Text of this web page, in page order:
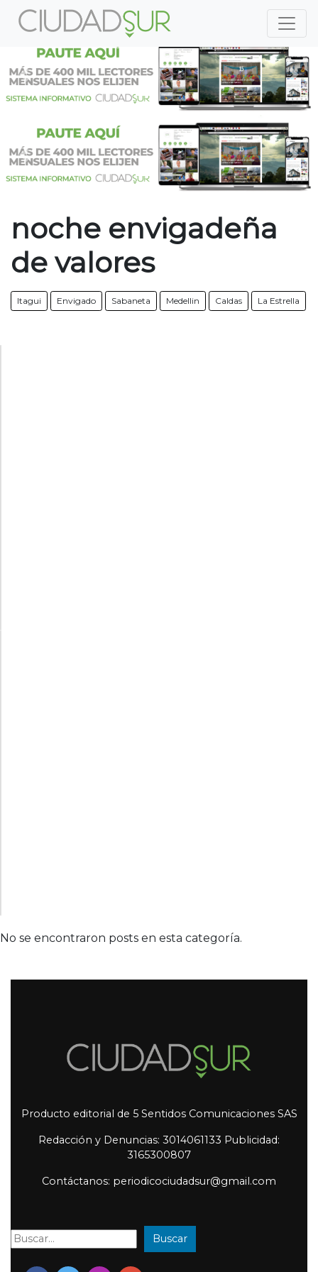
Previous
Previous
noche envigadeña
de valores
Itagui Envigado Sabaneta Medellin Caldas La Estrella
No se encontraron posts en esta categoría.
Producto editorial de 5 Sentidos Comunicaciones SAS
Redacción y Denuncias: 3014061133 Publicidad:
3165300807
Contáctanos: periodicociudadsur@gmail.com
Buscar: Buscar